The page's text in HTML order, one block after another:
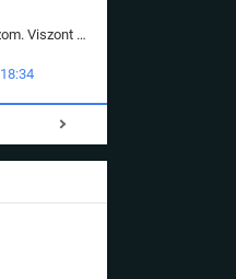
Amióta bejött, csak ezzel játszom. Viszont mint minden más - akár az alapjáték is, ez is baromira összetett lett. Néha már pár kör után is esélytelen az egész. Vagy irreállisan túltápol valaki, vagy lelép a partner, vagy csak hülye mint a segg. És amikor eljönne az én időm, na akkor jön el mindenki másé is. Engem jobban érdekelne, hogy ki milyen ratingen szokott játszani. Na ez lenne egy érdekes adat.